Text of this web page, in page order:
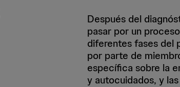
Después del
pasar por un
diferentes fases del
por parte de
específica sobre la
y autocuidados, y